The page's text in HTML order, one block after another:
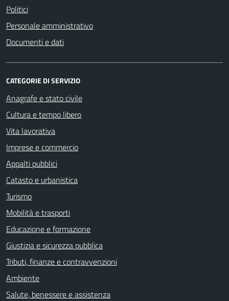
Politici
Personale amministrativo
Documenti e dati
CATEGORIE DI SERVIZIO
Anagrafe e stato civile
Cultura e tempo libero
Vita lavorativa
Imprese e commercio
Appalti pubblici
Catasto e urbanistica
Turismo
Mobilità e trasporti
Educazione e formazione
Giustizia e sicurezza pubblica
Tributi, finanze e contravvenzioni
Ambiente
Salute, benessere e assistenza